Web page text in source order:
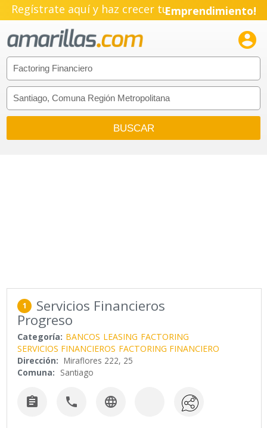
Regístrate aquí y haz crecer tuEmprendimiento!

1 Servicios Financieros
Progreso
Categoría: BANCOS LEASING FACTORING
SERVICIOS FINANCIEROS FACTORING FINANCIERO
Dirección: Miraflores 222, 25
Comuna: Santiago
  